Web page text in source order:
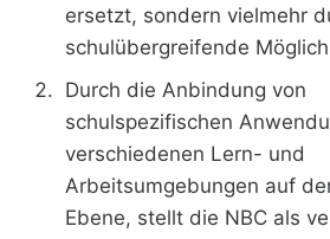
ersetzt, sondern vielmehr
schulübergreifende
Durch die Anbindung von
schulspezifischen
verschiedenen Lern- und
Arbeitsumgebungen auf
Ebene, stellt die NBC als